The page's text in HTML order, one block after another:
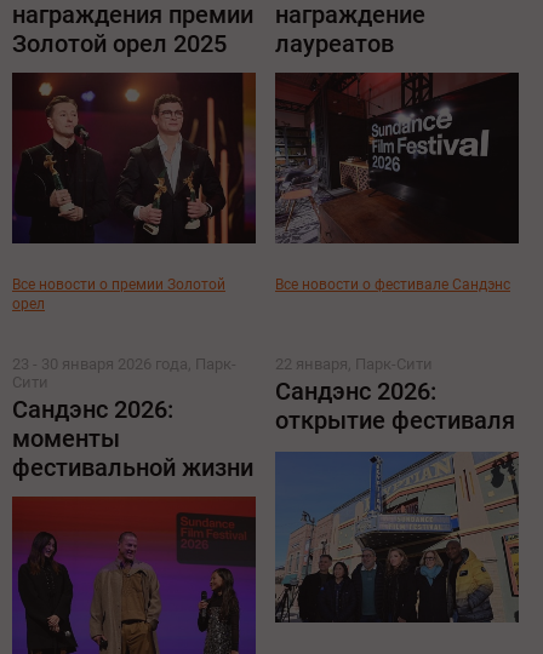
награждения премии
Золотой орел 2025
Все новости о премии Золотой
орел
награждение
лауреатов
Все новости о фестивале Сандэнс
23 - 30 января 2026 года, Парк-
Сити
Сандэнс 2026:
моменты
фестивальной жизни
22 января, Парк-Сити
Сандэнс 2026:
открытие фестиваля